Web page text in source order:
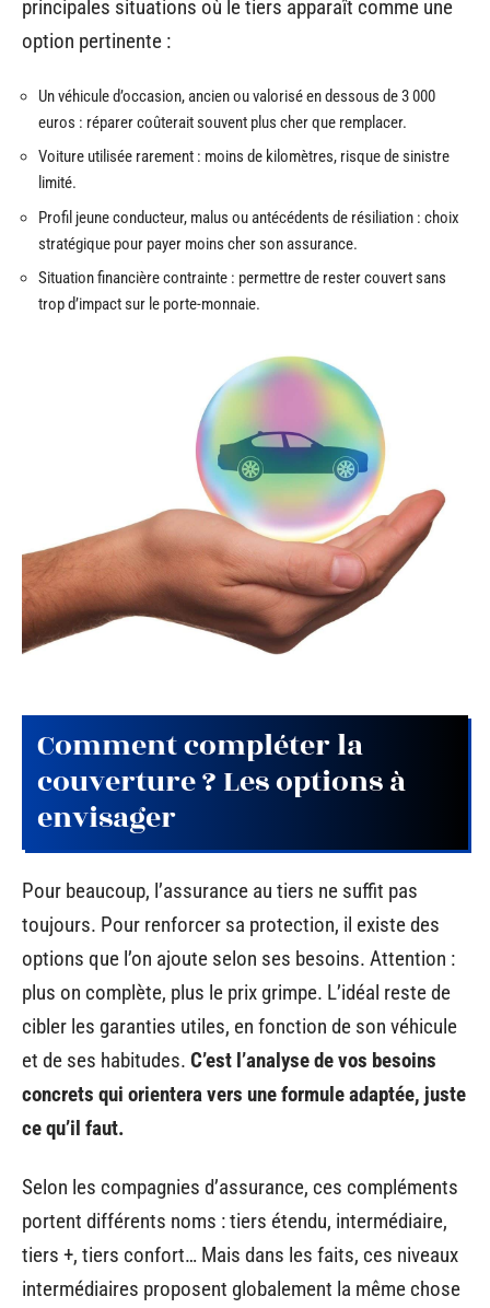
principales situations où le tiers apparaît comme une
option pertinente :
Un véhicule d’occasion, ancien ou valorisé en dessous de 3 000
euros : réparer coûterait souvent plus cher que remplacer.
Voiture utilisée rarement : moins de kilomètres, risque de sinistre
limité.
Profil jeune conducteur, malus ou antécédents de résiliation : choix
stratégique pour payer moins cher son assurance.
Situation financière contrainte : permettre de rester couvert sans
trop d’impact sur le porte-monnaie.
Comment compléter la
couverture ? Les options à
envisager
Pour beaucoup, l’assurance au tiers ne suffit pas
toujours. Pour renforcer sa protection, il existe des
options que l’on ajoute selon ses besoins. Attention :
plus on complète, plus le prix grimpe. L’idéal reste de
cibler les garanties utiles, en fonction de son véhicule
et de ses habitudes. C’est l’analyse de vos besoins
concrets qui orientera vers une formule adaptée, juste
ce qu’il faut.
Selon les compagnies d’assurance, ces compléments
portent différents noms : tiers étendu, intermédiaire,
tiers +, tiers confort… Mais dans les faits, ces niveaux
intermédiaires proposent globalement la même chose